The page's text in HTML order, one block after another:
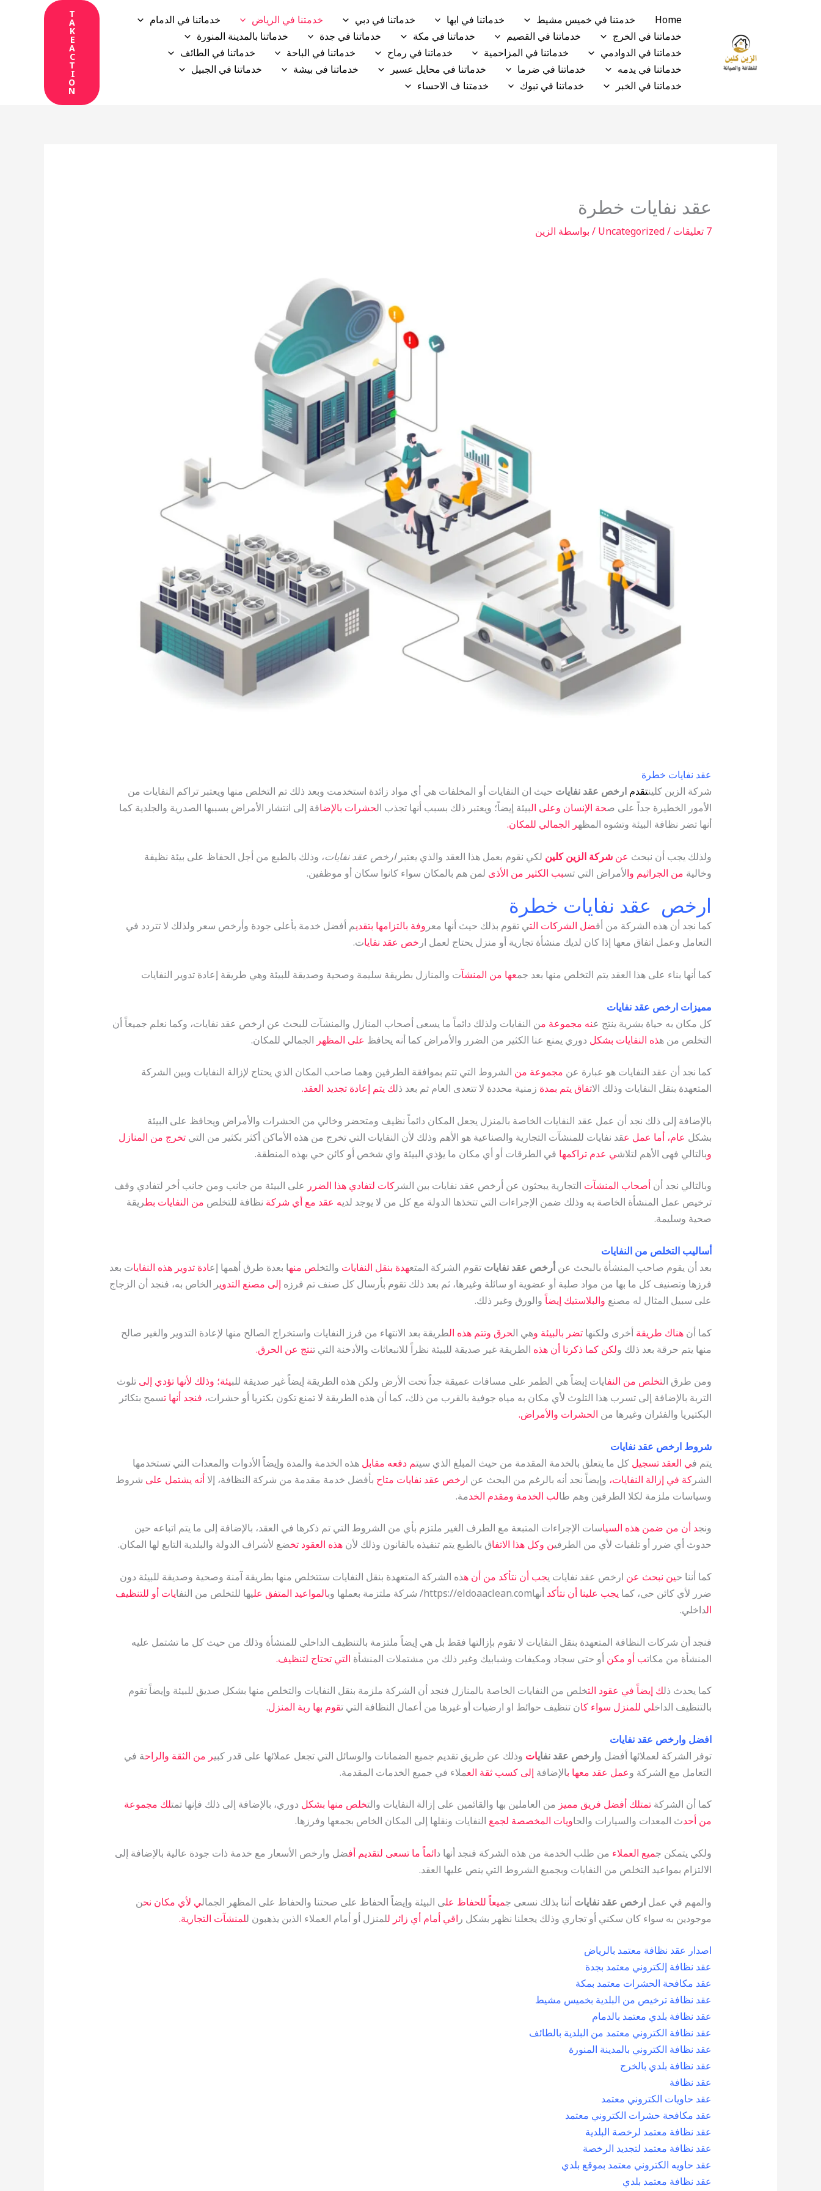
Home خدمتنا في خميس مشيط خدماتنا في ابها خدماتنا في دبي خدمتنا في الرياض
خدماتنا في الدمام
خدماتنا في الخرج
خدماتنا في القصيم خدماتنا في مكة خدماتنا في جدة
خدماتنا بالمدينة المنورة
خدماتنا في الدوادمي
خدماتنا في المزاحمية خدماتنا في رماح خدماتنا في الباحة
خدماتنا في الطائف
خدماتنا في يدمه
خدماتنا في ضرما خدماتنا في محايل عسير خدماتنا في بيشة
خدماتنا في الجبيل
خدماتنا في الخبر
خدماتنا في تبوك خدمتنا ف الاحساء
T
A
K
E
A
C
T
I
O
N
عقد نفايات خطرة
7 تعليقات /
Uncategorized / بواسطة الزين
عقد نفايات خطرة
شركة الزين كلينتقدم ارخص عقد نفايات حيث ان النفايات أو المخلفات هي أي مواد زائدة استخدمت وبعد ذلك تم التخلص منها ويعتبر تراكم النفايات من
الأمور الخطيرة جداً على صحة الإنسان وعلى البيئة إيضاً؛ ويعتبر ذلك بسبب أنها تجذب الحشرات بالإضافة إلى انتشار الأمراض بسببها الصدرية والجلدية كما
أنها تضر نظافة البيئة وتشوه المظهر الجمالي للمكان.
ولذلك يجب أن نبحث عن شركة الزين كلين لكي نقوم بعمل هذا العقد والذي يعتبرارخص عقد نفايات، وذلك بالطبع من أجل الحفاظ على بيئة نظيفة
وخالية من الجراثيم والأمراض التي تسبب الكثير من الأذى لمن هم بالمكان سواء كانوا سكان أو موظفين.
ارخص عقد نفايات خطرة
كما نجد أن هذه الشركة من أفضل الشركات التي تقوم بذلك حيث أنها معر وفة بالتزامها بتقديم أفضل خدمة بأعلى جودة وأرخص سعر ولذلك لا تتردد في
التعامل وعمل اتفاق معها إذا كان لديك منشأة تجارية أو منزل يحتاج لعمل ار خص عقد نفايات.
كما أنها بناء على هذا العقد يتم التخلص منها بعد جمعها من المنشآت والمنازل بطريقة سليمة وصحية وصديقة للبيئة وهي طريقة إعادة تدوير النفايات
مميزات ارخص عقد نفايات
كل مكان به حياة بشرية ينتج عنه مجموعة من النفايات ولذلك دائماً ما يسعى أصحاب المنازل والمنشآت للبحث عن ارخص عقد نفايات، وكما نعلم جميعاً أن
التخلص من هذه النفايات بشكل دوري يمنع عنا الكثير من الضرر والأمراض كما أنه يحافظ على المظهر الجمالي للمكان.
كما نجد أن عقد النفايات هو عبارة عن مجموعة من الشروط التي تتم بموافقة الطرفين وهما صاحب المكان الذي يحتاج لإزالة النفايات وبين الشركة
المتعهدة بنقل النفايات وذلك الاتفاق يتم بمدة زمنية محددة لا تتعدى العام ثم بعد ذلك يتم إعادة تجديد العقد.
بالإضافة إلى ذلك نجد أن عمل عقد النفايات الخاصة بالمنزل يجعل المكان دائماً نظيف ومتحضر وخالي من الحشرات والأمراض ويحافظ على البيئة
بشكل عام، أما عمل عقد نفايات للمنشآت التجارية والصناعية هو الأهم وذلك لأن النفايات التي تخرج من هذه الأماكن أكثر بكثير من التي تخرج من المنازل
وبالتالي فهى الأهم لتلاشي عدم تراكمها في الطرقات أو أي مكان ما يؤذي البيئة واي شخص أو كائن حي بهذه المنطقة.
وبالتالي نجد أن أصحاب المنشآت التجارية يبحثون عن أرخص عقد نفايات بين الشركات لتفادي هذا الضرر على البيئة من جانب ومن جانب أخر لتفادي وقف
ترخيص عمل المنشأة الخاصة به وذلك ضمن الإجراءات التي تتخذها الدولة مع كل من لا يوجد لديه عقد مع أي شركة نظافة للتخلص من النفايات بطريقة
صحية وسليمة.
أساليب التخلص من النفايات
بعد أن يقوم صاحب المنشأة بالبحث عن أرخص عقد نفايات تقوم الشركة المتعهدة بنقل النفايات والتخلص منها بعدة طرق أهمها إعادة تدوير هذه النفايات بعد
فرزها وتصنيف كل ما بها من مواد صلبة أو عضوية او سائلة وغيرها، ثم بعد ذلك تقوم بأرسال كل صنف تم فرزه إلى مصنع التدوير الخاص به، فنجد أن الزجاج
على سبيل المثال له مصنع والبلاستيك إيضاًوالورق وغير ذلك.
كما أن هناك طريقة أخرى ولكنها تضر بالبيئة وهي الحرق وتتم هذه الطريقة بعد الانتهاء من فرز النفايات واستخراج الصالح منها لإعادة التدوير والغير صالح
منها يتم حرقة بعد ذلك ولكن كما ذكرنا أن هذه الطريقة غير صديقة للبيئة نظراً للانبعاثات والأدخنة التي تنتج عن الحرق.
ومن طرق التخلص من النفايات إيضاً هي الطمر على مسافات عميقة جداً تحت الأرض ولكن هذه الطريقة إيضاً غير صديقة للبيئة؛ وذلك لأنها تؤدي إلى تلوث
التربة بالإضافة إلى تسرب هذا التلوث لأي مكان به مياه جوفية بالقرب من ذلك، كما أن هذه الطريقة لا تمنع تكون بكتريا أو حشرات، فنجد أنها تسمح بتكاثر
البكتيريا والفئران وغيرها من الحشرات والأمراض.
شروط ارخص عقد نفايات
يتم في العقد تسجيل كل ما يتعلق بالخدمة المقدمة من حيث المبلغ الذي سيتم دفعه مقابل هذه الخدمة والمدة وإيضاً الأدوات والمعدات التي تستخدمها
الشر كة في إزالة النفايات، وإيضاً نجد أنه بالرغم من البحث عن ارخص عقد نفايات متاح بأفضل خدمة مقدمة من شركة النظافة، إلا أنه يشتمل على شروط
وسياسات ملزمة لكلا الطرفين وهم طالب الخدمة ومقدم الخدمة.
ونجد أن من ضمن هذه السياسات الإجراءات المتبعة مع الطرف الغير ملتزم بأي من الشروط التي تم ذكرها في العقد، بالإضافة إلى ما يتم اتباعه حين
حدوث أي ضرر أو تلفيات لأي من الطرفين وكل هذا الاتفاق بالطبع يتم تنفيذه بالقانون وذلك لأن هذه العقود تخضع لأشراف الدولة والبلدية التابع لها المكان.
كما أننا حين نبحث عن ارخص عقد نفايات يجب أن نتأكد من أن هذه الشركة المتعهدة بنقل النفايات ستتخلص منها بطريقة آمنة وصحية وصديقة للبيئة دون
ضرر لأي كائن حي، كما يجب علينا أن نتأكد أنهاhttps://eldoaaclean.com/ شركة ملتزمة بعملها وب المواعيد المتفق عليها للتخلص من النفايات أو للتنظيف
الداخلي.
فنجد أن شركات النظافة المتعهدة بنقل النفايات لا تقوم بإزالتها فقط بل هي إيضاً ملتزمة بالتنظيف الداخلي للمنشأة وذلك من حيث كل ما تشتمل عليه
المنشأة من مكاتب أو مكن أو حتى سجاد ومكيفات وشبابيك وغير ذلك من مشتملات المنشأة التي تحتاج لتنظيف.
كما يحدث ذلك إيضاً في عقود التخلص من النفايات الخاصة بالمنازل فنجد أن الشركة ملزمة بنقل النفايات والتخلص منها بشكل صديق للبيئة وإيضاً تقوم
بالتنظيف الداخلي للمنزل سواء كان تنظيف حوائط او ارضيات أو غيرها من أعمال النظافة التي تقوم بها ربة المنزل.
افضل وارخص عقد نفايات
توفر الشركة لعملائها أفضل وارخص عقد نفايات وذلك عن طريق تقديم جميع الضمانات والوسائل التي تجعل عملائها على قدر كبير من الثقة والراحة في
التعامل مع الشركة وعمل عقد معها بالإضافة إلى كسب ثقة العملاء في جميع الخدمات المقدمة.
كما أن الشركة تمتلك أفضل فريق مميز من العاملين بها والقائمين على إزالة النفايات والتخلص منها بشكل دوري، بالإضافة إلى ذلك فإنها تمتلك مجموعة
من أحدث المعدات والسيارات والحاويات المخصصة لجمع النفايات ونقلها إلى المكان الخاص بجمعها وفرزها.
ولكي يتمكن جميع العملاء من طلب الخدمة من هذه الشركة فنجد أنها دائماً ما تسعى لتقديم أفضل وارخص الأسعار مع خدمة ذات جودة عالية بالإضافة إلى
الالتزام بمواعيد التخلص من النفايات وبجميع الشروط التي ينص عليها العقد.
والمهم في عمل ارخص عقد نفايات أننا بذلك نسعى جميعاً للحفاظ على البيئة وإيضاً الحفاظ على صحتنا والحفاظ على المظهر الجمالي لأي مكان نحن
موجودين به سواء كان سكني أو تجاري وذلك يجعلنا نظهر بشكل ر اقي أمام أي زائر للمنزل أو أمام العملاء الذين يذهبون للمنشآت التجارية.
اصدار عقد نظافة معتمد بالرياض
عقد نظافة إلكتروني معتمد بجدة
عقد مكافحة الحشرات معتمد بمكة
عقد نظافة ترخيص من البلدية بخميس مشيط
عقد نظافة بلدي معتمد بالدمام
عقد نظافة الكتروني معتمد من البلدية بالطائف
عقد نظافة الكتروني بالمدينة المنورة
عقد نظافة بلدي بالخرج
عقد نظافة
عقد حاويات الكتروني معتمد
عقد مكافحة حشرات الكتروني معتمد
عقد نظافة معتمد لرخصة البلدية
عقد نظافة معتمد لتجديد الرخصة
عقد حاويه الكتروني معتمد بموقع بلدي
عقد نظافة معتمد بلدي